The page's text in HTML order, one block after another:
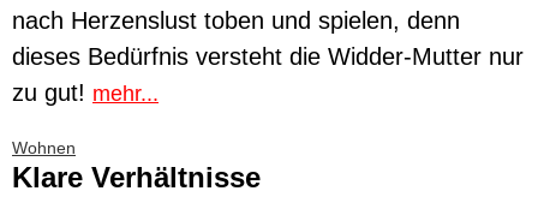
nach Herzenslust toben und spielen, denn
dieses Bedürfnis versteht die Widder-Mutter nur
zu gut! mehr...
Wohnen
Klare Verhältnisse